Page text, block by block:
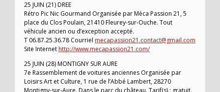
25 JUIN (21) DREE
Rétro Pic Nic Gourmand Organisée par Méca Passion 21, 5
place du Clos Poulain, 21410 Fleurey-sur-Ouche. Tout
véhicule ancien ou d’exception accepté.
T 06.87.25.36.78 Courriel mecapassion21.contact@gmail.com
Site Internethttp://www.mecapassion21.com/
25 JUIN (28) MONTIGNY SUR AURE
7e Rassemblement de voitures anciennes Organisée par
Loisirs Art et Culture, 1 rue de l’Abbé Lambert, 28270